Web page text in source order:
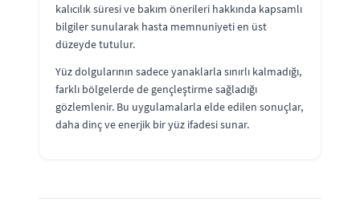
kalıcılık süresi ve bakım önerileri hakkında kapsamlı
bilgiler sunularak hasta memnuniyeti en üst
düzeyde tutulur.
Yüz dolgularının sadece yanaklarla sınırlı kalmadığı,
farklı bölgelerde de gençleştirme sağladığı
gözlemlenir. Bu uygulamalarla elde edilen sonuçlar,
daha dinç ve enerjik bir yüz ifadesi sunar.